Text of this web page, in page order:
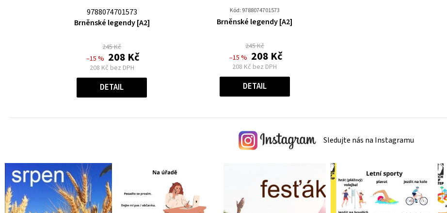
9788074701573
Průměrné
produktu
je
0,0
z
5
hvězdiček.
Brněnské legendy [A2]
245 Kč
–15 % 208 Kč
208 Kč bez DPH
Měrná
cena:
DETAIL
Kód: 9788074701573
Průměrné
produktu
je
0,0
z
5
hvězdiček.
Brněnské legendy [A2]
245 Kč
–15 % 208 Kč
208 Kč bez DPH
Měrná
cena:
DETAIL
Sledujte nás na Instagramu